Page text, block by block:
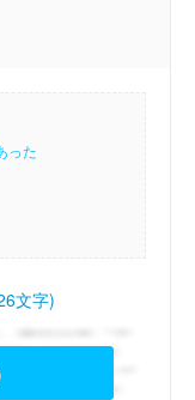
った
文字)